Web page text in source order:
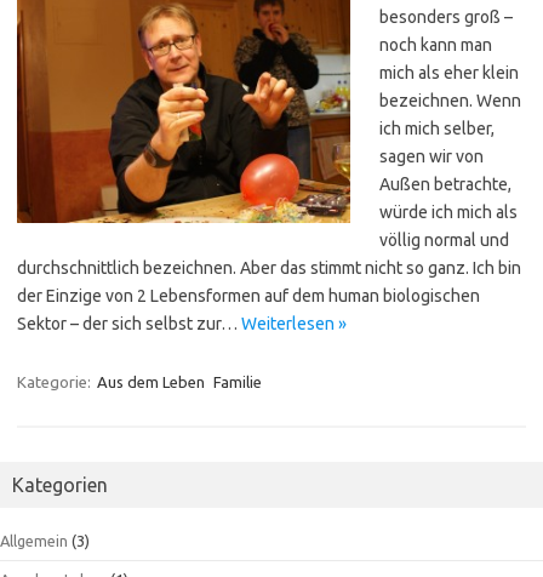
besonders groß –
noch kann man
mich als eher klein
bezeichnen. Wenn
ich mich selber,
sagen wir von
Außen betrachte,
würde ich mich als
völlig normal und
durchschnittlich bezeichnen. Aber das stimmt nicht so ganz. Ich bin
der Einzige von 2 Lebensformen auf dem human biologischen
Sektor – der sich selbst zur… Weiterlesen »
Kategorie: Aus dem Leben Familie
Kategorien
Allgemein (3)